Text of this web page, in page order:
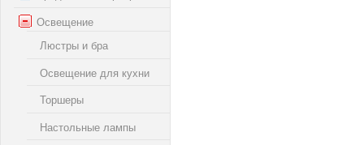
Освещение
Люстры и бра
Освещение для кухни
Торшеры
Настольные лампы